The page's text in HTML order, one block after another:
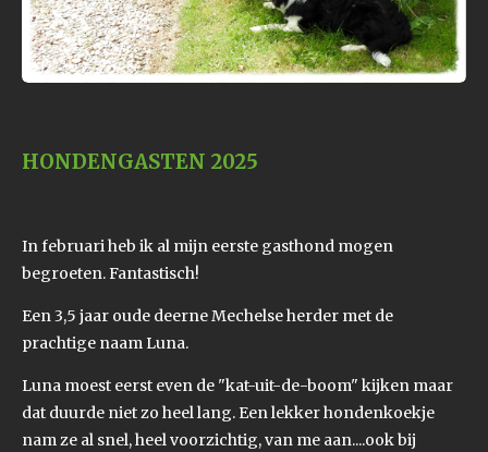
HONDENGASTEN 2025
In februari heb ik al mijn eerste gasthond mogen
begroeten. Fantastisch!
Een 3,5 jaar oude deerne Mechelse herder met de
prachtige naam Luna.
Luna moest eerst even de "kat-uit-de-boom" kijken maar
dat duurde niet zo heel lang. Een lekker hondenkoekje
nam ze al snel, heel voorzichtig, van me aan....ook bij